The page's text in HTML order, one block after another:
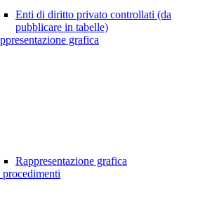
Enti di diritto privato controllati (da
pubblicare in tabelle)
grafica
Rappresentazione grafica